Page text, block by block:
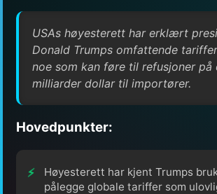
USAs høyesterett har erklært
Donald Trumps omfattende
noe som kan føre til refusjoner på
milliarder dollar til importører.
Hovedpunkter:
Høyesterett har kjent Trumps
pålegge globale tariffer som